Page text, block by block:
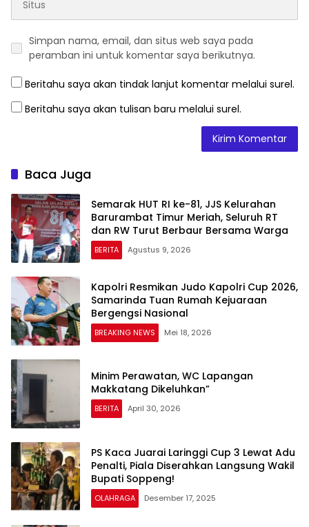
Simpan nama, email, dan situs web saya pada
peramban ini untuk komentar saya berikutnya.
Beritahu saya akan tindak lanjut komentar melalui surel.
Beritahu saya akan tulisan baru melalui surel.
Baca Juga
Semarak HUT RI ke-81, JJS Kelurahan
Barurambat Timur Meriah, Seluruh RT
dan RW Turut Berbaur Bersama Warga
BERITA Agustus 9, 2026
Kapolri Resmikan Judo Kapolri Cup 2026,
Samarinda Tuan Rumah Kejuaraan
Bergengsi Nasional
BREAKING NEWS Mei 18, 2026
Minim Perawatan, WC Lapangan
Makkatang Dikeluhkan”
BERITA April 30, 2026
PS Kaca Juarai Laringgi Cup 3 Lewat Adu
Penalti, Piala Diserahkan Langsung Wakil
Bupati Soppeng!
OLAHRAGA Desember 17, 2025